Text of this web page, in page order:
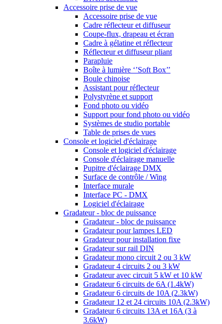
Accessoire prise de vue
Accessoire prise de vue
Cadre réflecteur et diffuseur
Coupe-flux, drapeau et écran
Cadre à gélatine et réflecteur
Réflecteur et diffuseur pliant
Parapluie
Boîte à lumière ‘’Soft Box’’
Boule chinoise
Assistant pour réflecteur
Polystyrène et support
Fond photo ou vidéo
Support pour fond photo ou vidéo
Systèmes de studio portable
Table de prises de vues
Console et logiciel d'éclairage
Console et logiciel d'éclairage
Console d'éclairage manuelle
Pupitre d'éclairage DMX
Surface de contrôle / Wing
Interface murale
Interface PC - DMX
Logiciel d'éclairage
Gradateur - bloc de puissance
Gradateur - bloc de puissance
Gradateur pour lampes LED
Gradateur pour installation fixe
Gradateur sur rail DIN
Gradateur mono circuit 2 ou 3 kW
Gradateur 4 circuits 2 ou 3 kW
Gradateur avec circuit 5 kW et 10 kW
Gradateur 6 circuits de 6A (1.4kW)
Gradateur 6 circuits de 10A (2.3kW)
Gradateur 12 et 24 circuits 10A (2.3kW)
Gradateur 6 circuits 13A et 16A (3 à
3.6kW)